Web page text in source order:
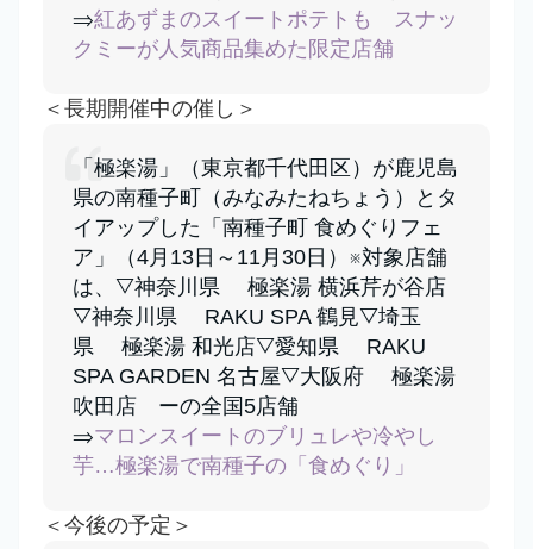
⇒紅あずまのスイートポテトも スナッ
クミーが人気商品集めた限定店舗
＜長期開催中の催し＞
「極楽湯」（東京都千代田区）が鹿児島
県の南種子町（みなみたねちょう）とタ
イアップした「南種子町 食めぐりフェ
ア」（4月13日～11月30日）※対象店舗
は、▽神奈川県 極楽湯 横浜芹が谷店
▽神奈川県 RAKU SPA 鶴見▽埼玉
県 極楽湯 和光店▽愛知県 RAKU
SPA GARDEN 名古屋▽大阪府 極楽湯
吹田店 ーの全国5店舗
⇒マロンスイートのブリュレや冷やし
芋…極楽湯で南種子の「食めぐり」
＜今後の予定＞